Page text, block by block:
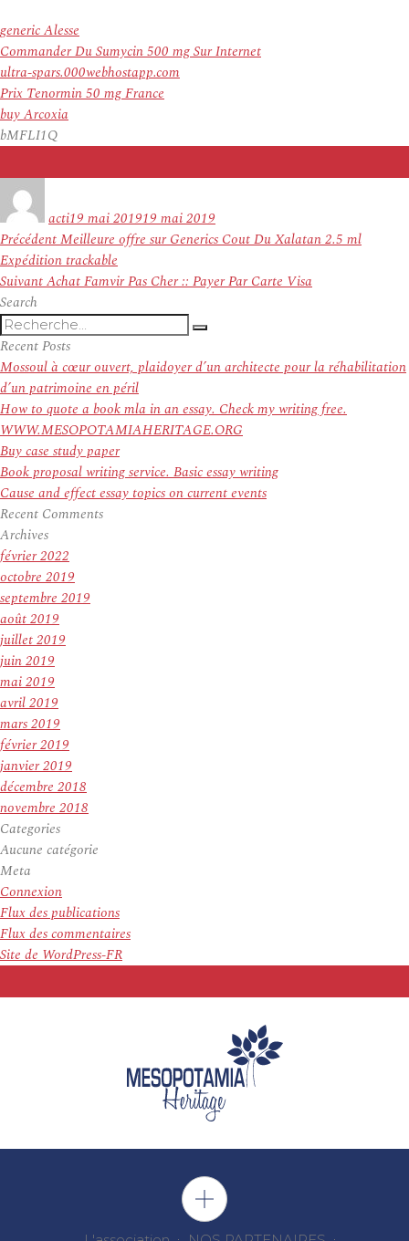
generic Alesse
Commander Du Sumycin 500 mg Sur Internet
ultra-spars.000webhostapp.com
Prix Tenormin 50 mg France
buy Arcoxia
bMFLI1Q
actile
19 mai 201919 mai 2019
Navigation
de
l’article
PrécédentArticle
précédent :
Meilleure offre sur Generics Cout Du Xalatan 2.5 ml
Expédition trackable
SuivantArticle
Achat Famvir Pas Cher :: Payer Par Carte Visa
Search
Recherche
pour
:
Recherche
Recent Posts
Mossoul à cœur ouvert, plaidoyer d’un architecte pour la réhabilitation
d’un patrimoine en péril
How to quote a book mla in an essay. Check my writing free.
WWW.MESOPOTAMIAHERITAGE.ORG
Buy case study paper
Book proposal writing service. Basic essay writing
Cause and effect essay topics on current events
Recent Comments
Archives
février 2022
octobre 2019
septembre 2019
août 2019
juillet 2019
juin 2019
mai 2019
avril 2019
mars 2019
février 2019
janvier 2019
décembre 2018
novembre 2018
Categories
Aucune catégorie
Meta
Connexion
Flux des publications
Flux des commentaires
Site de WordPress-FR